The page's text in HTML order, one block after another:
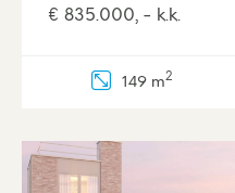
€ 835.000, - k.k.
149 m2